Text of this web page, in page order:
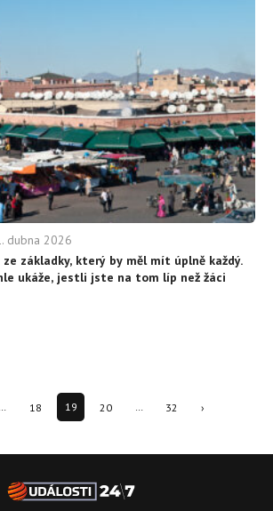
dubna 2026
základky, který by měl mít úplně každý.
ukáže, jestli jste na tom líp než žáci
… 18 19 20 … 32 ›